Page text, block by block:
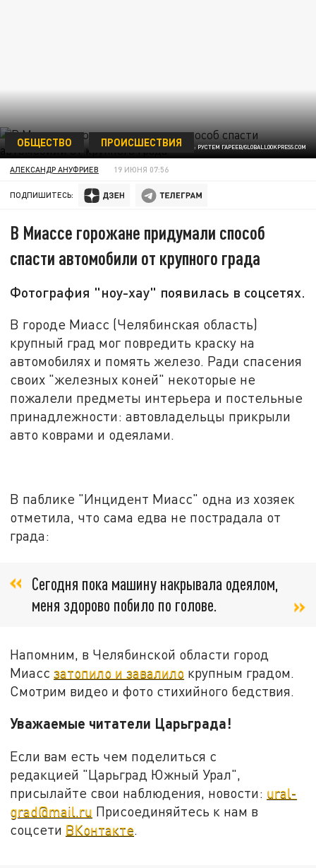
ФОТО: РУСТЕМ ГАРЕЕВ/GLOBALLOOKPRESS.COM
ОБЩЕСТВО ПРОИСШЕСТВИЯ
АЛЕКСАНДР АНУФРИЕВ 19 ИЮНЯ 07:56
ПОДПИШИТЕСЬ:
В Миассе горожане придумали способ
спасти автомобили от крупного града
Фотография "ноу-хау" появилась в соцсетях.
В городе Миасс (Челябинская область)
крупный град мог повредить краску на
автомобилях и помять железо. Ради спасения
своих "железных коней" некоторые не
пожалели предметы интерьера и постельные
принадлежности: автовладельцы прикрыли
авто коврами и одеялами.
В паблике "Инцидент Миасс" одна из хозяек
отметила, что сама едва не пострадала от
града:
Сегодня пока машину накрывала одеялом,
меня здорово побило по голове.
Напомним, в Челябинской области город
Миассзатопило и завалило крупным градом.
Смотрим видео и фото стихийного бедствия.
Уважаемые читатели Царьграда!
Если вам есть чем поделиться с
редакцией "Царьград Южный Урал",
присылайте свои наблюдения, новости: ural-
grad@mail.ru Присоединяйтесь к нам в
соцсети ВКонтакте.